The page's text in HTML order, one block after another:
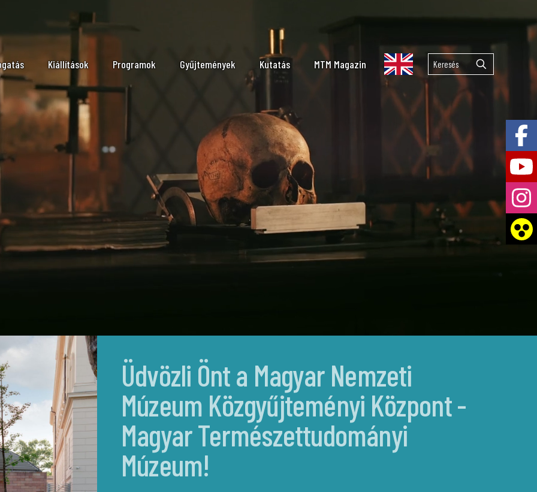
megközelítés
szabályzat
Kiállítások
Időszaki kiállítások
Állandó kiállítások
Vándorkiállítások kölcsönzése
On-line kiállítások
Programok
Gyűjtemények
Őslénytani és Földtani Tár
Növénytár
Embertani Tár
Könyvtár
Molekuláris Taxonómiai Laboratórium
Kutatás
Molekuláris Taxonómiai Laboratórium
Balkán kutatás
MTM Magazin
Üdvözli Önt a Magyar Nemzeti
Múzeum Közgyűjteményi Központ -
Magyar Természettudományi
Múzeum!